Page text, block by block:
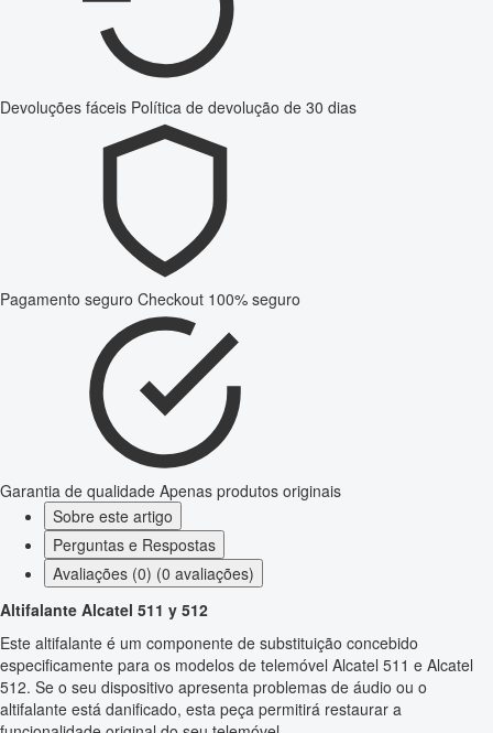
Devoluções fáceis Política de devolução de 30 dias
Pagamento seguro Checkout 100% seguro
Garantia de qualidade Apenas produtos originais
Sobre este artigo
Perguntas e Respostas
Avaliações (0) (0 avaliações)
Altifalante Alcatel 511 y 512
Este altifalante é um componente de substituição concebido
especificamente para os modelos de telemóvel Alcatel 511 e Alcatel
512. Se o seu dispositivo apresenta problemas de áudio ou o
altifalante está danificado, esta peça permitirá restaurar a